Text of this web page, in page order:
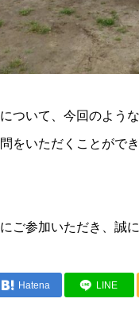
ついて、今回のよう
をいただくことがで
ご参加いただき、誠
Hatena LINE